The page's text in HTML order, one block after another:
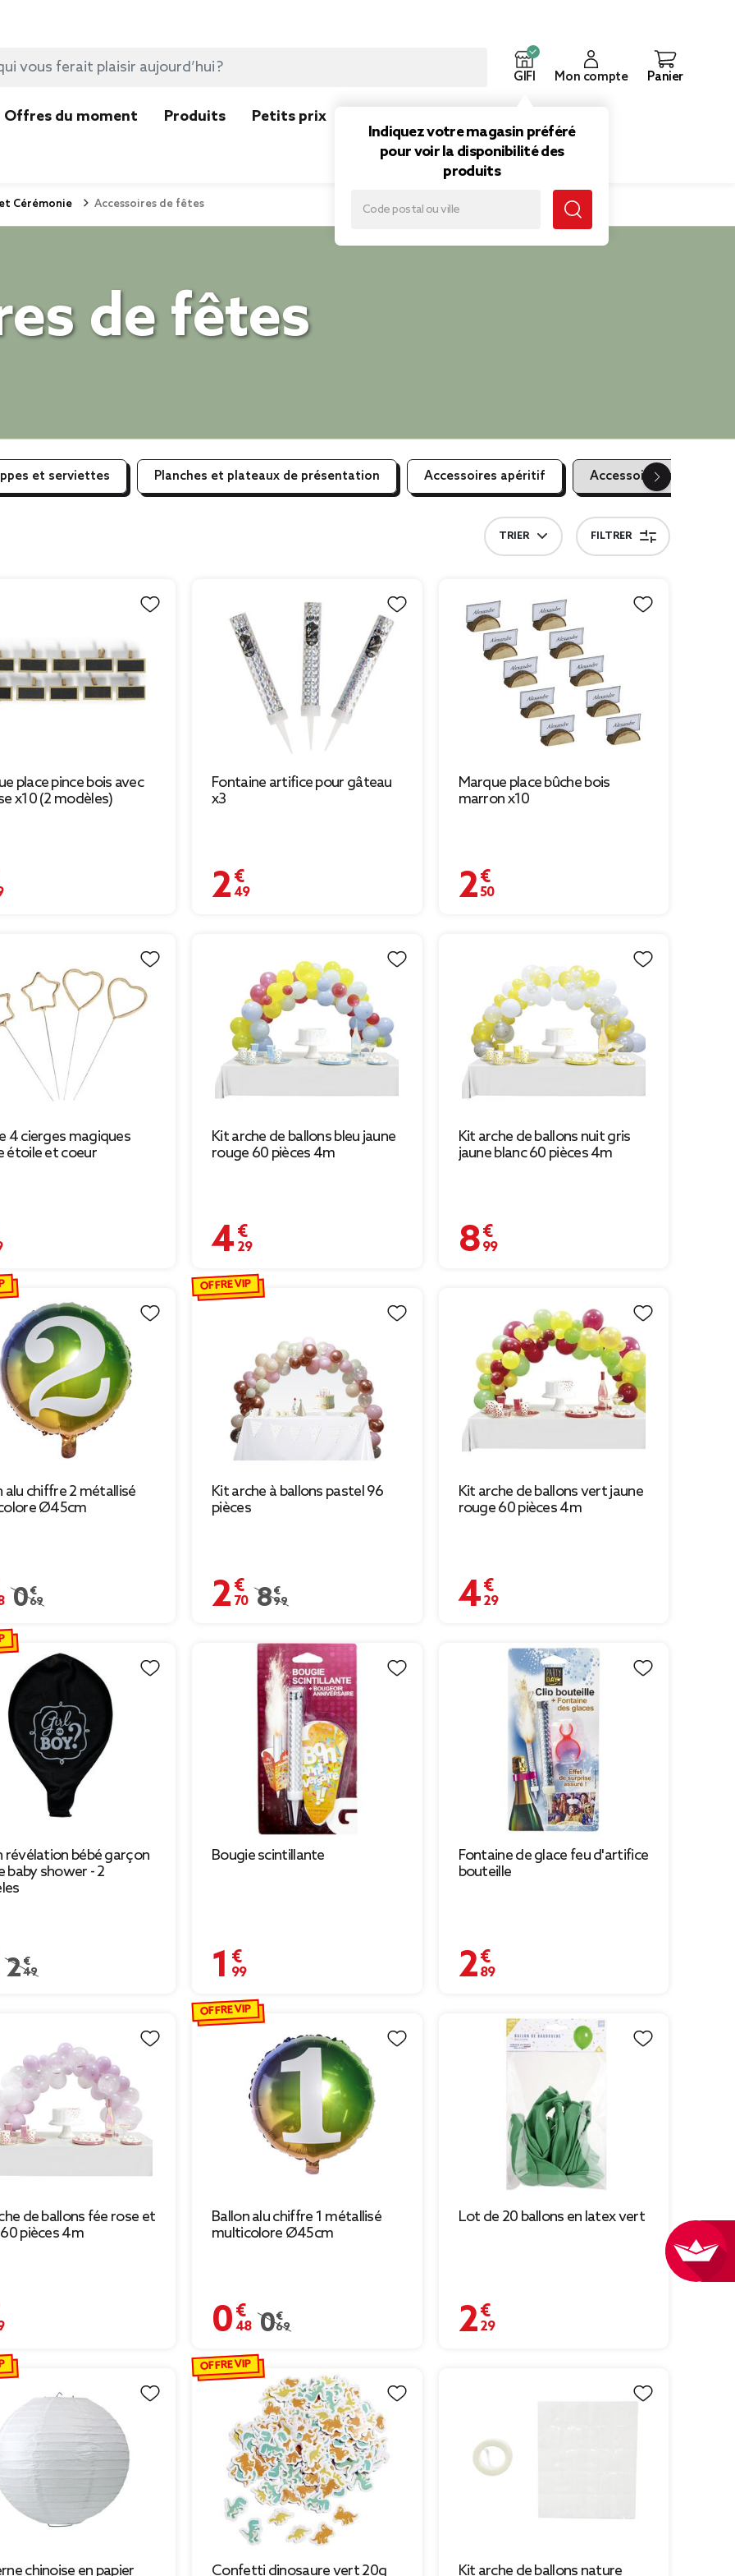
GIFI
Indiquez votre magasin préféré
pour voir la disponibilité des
produits
Mon compte Panier
Offres du moment Produits Petits prix
Cérémonie Accessoires de fêtes
de fêtes
et serviettes Planches et plateaux de présentation Accessoires apéritif Accessoires de fêtes
TRIER FILTRER
place pince bois avec
x10 (2 modèles)
Fontaine artifice pour gâteau
x3
2,49 €
Marque place bûche bois
marron x10
2,50 €
4 cierges magiques
étoile et coeur
Kit arche de ballons bleu jaune
rouge 60 pièces 4m
4,29 €
Kit arche de ballons nuit gris
jaune blanc 60 pièces 4m
8,99 €
alu chiffre 2 métallisé
Ø45cm
Prix remisé de 0,69 € à 0,48 €
0,69 €
Kit arche à ballons pastel 96
pièces
2,70 €
Prix remisé de 8,99 € à 2,70 €
8,99 €
OFFRE VIP
Kit arche de ballons vert jaune
rouge 60 pièces 4m
4,29 €
révélation bébé garçon
baby shower - 2
Prix remisé de 2,49 € à 1,74 €
2,49 €
Bougie scintillante
1,99 €
Fontaine de glace feu d'artifice
bouteille
2,89 €
de ballons fée rose et
pièces 4m
Ballon alu chiffre 1 métallisé
multicolore Ø45cm
0,48 €
Prix remisé de 0,69 € à 0,48 €
0,69 €
OFFRE VIP
Lot de 20 ballons en latex vert
2,29 €
chinoise en papier
Confetti dinosaure vert 20g
OFFRE VIP
Kit arche de ballons nature